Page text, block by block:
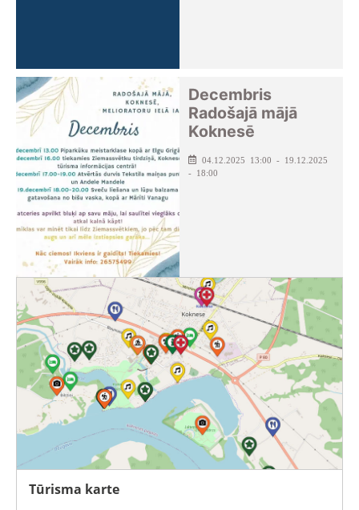
Decembris
Radošajā mājā
Koknesē
04.12.2025 13:00 - 19.12.2025
- 18:00
Tūrisma karte